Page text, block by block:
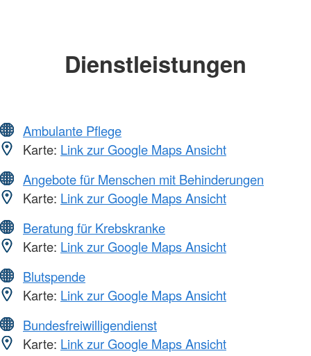
Dienstleistungen
Ambulante Pflege
Karte: Link zur Google Maps Ansicht
Angebote für Menschen mit Behinderungen
Karte: Link zur Google Maps Ansicht
Beratung für Krebskranke
Karte: Link zur Google Maps Ansicht
Blutspende
Karte: Link zur Google Maps Ansicht
Bundesfreiwilligendienst
Karte: Link zur Google Maps Ansicht